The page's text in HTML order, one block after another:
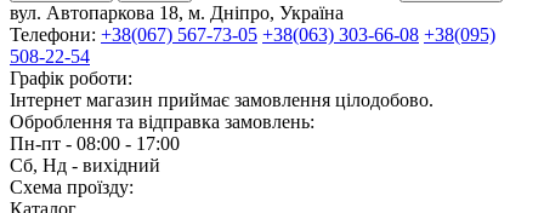
вул. Автопаркова 18, м. Дніпро, Україна
Телефони: +38(067) 567-73-05 +38(063) 303-66-08 +38(095)
508-22-54
Графік роботи:
Інтернет магазин приймає замовлення цілодобово.
Оброблення та відправка замовлень:
Пн-пт - 08:00 - 17:00
Сб, Нд - вихідний
Схема проїзду: